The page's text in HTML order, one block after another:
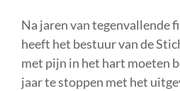
Na jaren van tegenvallende
heeft het bestuur van de
met pijn in het hart moeten
jaar te stoppen met het